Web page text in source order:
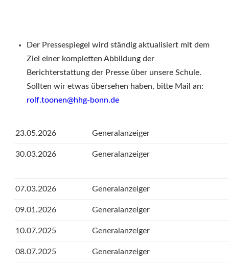
Der Pressespiegel wird ständig aktualisiert mit dem
Ziel einer kompletten Abbildung der
Berichterstattung der Presse über unsere Schule.
Sollten wir etwas übersehen haben, bitte Mail an:
rolf.toonen@hhg-bonn.de
23.05.2026 Generalanzeiger
30.03.2026 Generalanzeiger
07.03.2026 Generalanzeiger
09.01.2026 Generalanzeiger
10.07.2025 Generalanzeiger
08.07.2025 Generalanzeiger